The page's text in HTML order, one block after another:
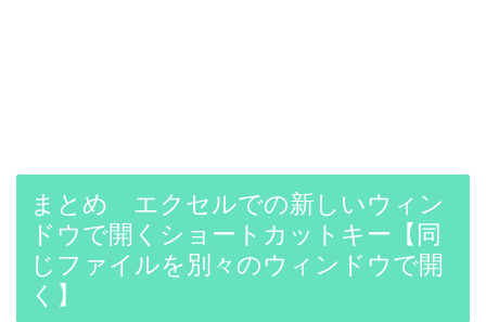
まとめ エクセルでの新しいウィン
ドウで開くショートカットキー【同
じファイルを別々のウィンドウで開
く】